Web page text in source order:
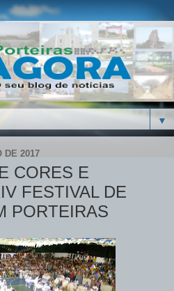
▼
DE 2017
CORES E
FESTIVAL DE
PORTEIRAS